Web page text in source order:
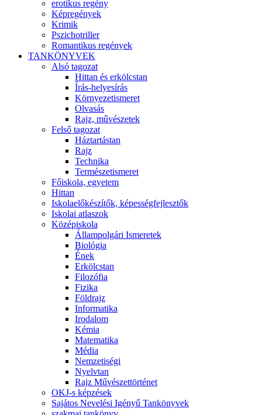
erotikus regény
Képregények
Krimik
Pszichotriller
Romantikus regények
TANKÖNYVEK
Alsó tagozat
Hittan és erkölcstan
Írás-helyesírás
Környezetismeret
Olvasás
Rajz, művészetek
Felső tagozat
Háztartástan
Rajz
Technika
Természetismeret
Főiskola, egyetem
Hittan
Iskolaelőkészítők, képességfejlesztők
Iskolai atlaszok
Középiskola
Állampolgári Ismeretek
Biológia
Ének
Erkölcstan
Filozófia
Fizika
Földrajz
Informatika
Irodalom
Kémia
Matematika
Média
Nemzetiségi
Nyelvtan
Rajz Művészettörténet
OKJ-s képzések
Sajátos Nevelési Igényű Tankönyvek